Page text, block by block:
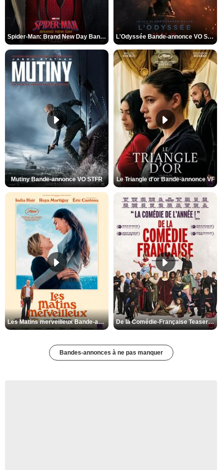
Spider-Man: Brand New Day Bande-annonce VO STFR L'Odyssée Bande-annonce VO STFR
Mutiny Bande-annonce VO STFR Le Triangle d'or Bande-annonce VF
Les Matins merveilleux Bande-annonce VF De la Comédie-Française Teaser VF
Bandes-annonces à ne pas manquer